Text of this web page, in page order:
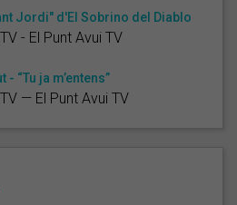
Jordi" d'El Sobrino del Diablo
- El Punt Avui TV
- “Tu ja m’entens”
— El Punt Avui TV